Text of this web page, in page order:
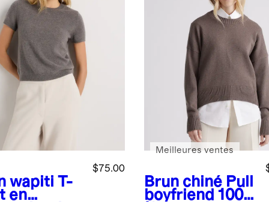
wapiti T-
en
$75.00
Brun chiné Pull
boyfriend 100
Meilleures ventes